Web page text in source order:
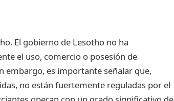
El gobierno de Lesotho no ha
el uso, comercio o posesión de
embargo, es importante señalar que,
no están fuertemente reguladas por el